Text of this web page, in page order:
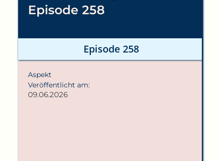
Episode 258
Episode 258
Aspekt
Veröffentlicht am:
09.06.2026